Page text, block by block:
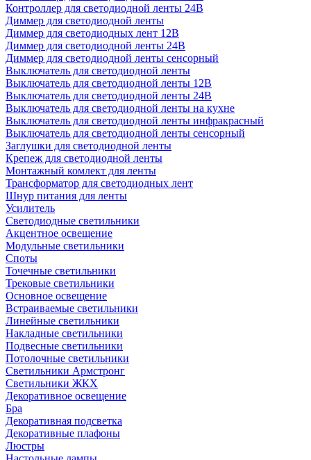
Контроллер для светодиодной ленты 24В
Диммер для светодиодной ленты
Диммер для светодиодных лент 12В
Диммер для светодиодной ленты 24В
Диммер для светодиодной ленты сенсорный
Выключатель для светодиодной ленты
Выключатель для светодиодной ленты 12В
Выключатель для светодиодной ленты 24В
Выключатель для светодиодной ленты на кухне
Выключатель для светодиодной ленты инфракрасный
Выключатель для светодиодной ленты сенсорный
Заглушки для светодиодной ленты
Крепеж для светодиодной ленты
Монтажный комлект для ленты
Трансформатор для светодиодных лент
Шнур питания для ленты
Усилитель
Светодиодные светильники
Акцентное освещение
Модульные светильники
Споты
Точечные светильники
Трековые светильники
Основное освещение
Встраиваемые светильники
Линейные светильники
Накладные светильники
Подвесные светильники
Потолочные светильники
Светильники Армстронг
Светильники ЖКХ
Декоративное освещение
Бра
Декоративная подсветка
Декоративные плафоны
Люстры